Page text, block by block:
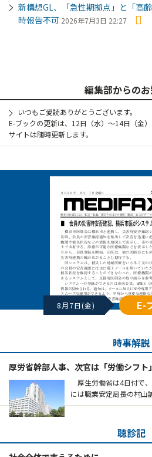
新構想GL、「急性期拠点」と「高
時報告不可 2026年7月3日 22:27
編集部からの
いつもご愛読ありがとうございます。
E-ブックの更新は、12日（水）～14日（金
サイトは随時更新します。
8月7日(金) E-
時事解説
厚労省幹部人事、次官は「労働シフト
厚生労働省は4日付で
には職業安定局長の村山
聴診記